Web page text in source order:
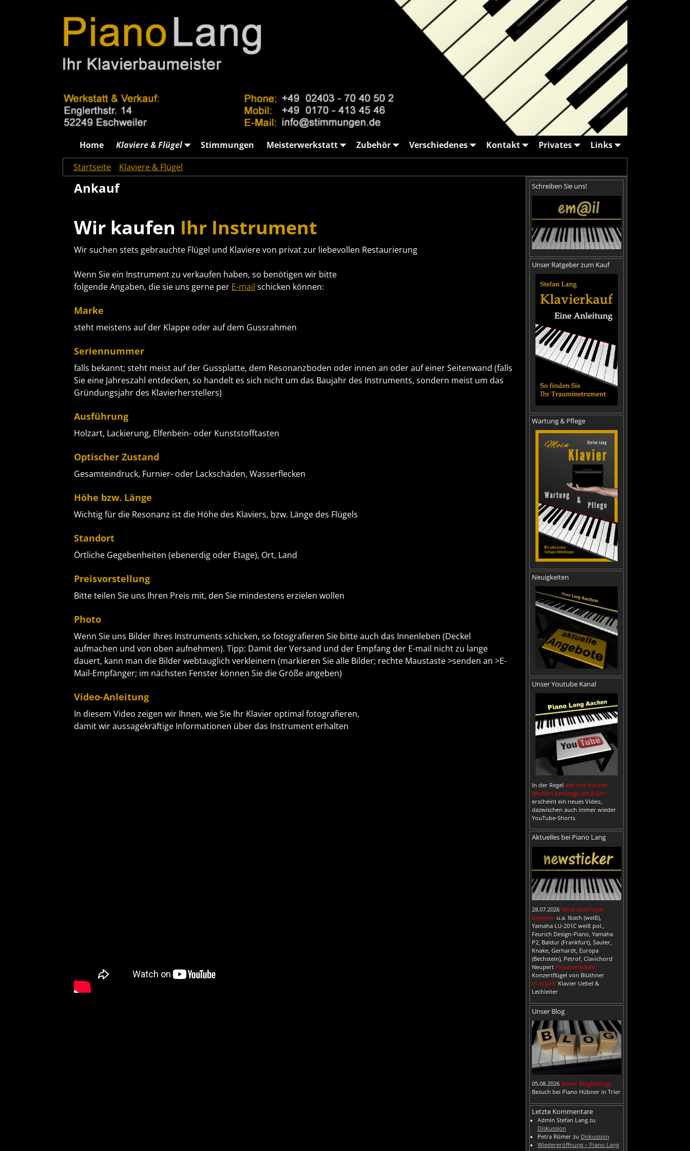
Home Klaviere & Flügel Stimmungen Meisterwerkstatt Zubehör Verschiedenes Kontakt Privates
Links
Startseite
Klaviere & Flügel
Ankauf
Wir kaufen Ihr Instrument
Wir suchen stets gebrauchte Flügel und Klaviere von privat zur liebevollen Restaurierung
Wenn Sie ein Instrument zu verkaufen haben, so benötigen wir bitte
folgende Angaben, die sie uns gerne per E-mail schicken können:
Marke
steht meistens auf der Klappe oder auf dem Gussrahmen
Seriennummer
falls bekannt; steht meist auf der Gussplatte, dem Resonanzboden oder innen an oder auf einer Seitenwand (falls
Sie eine Jahreszahl entdecken, so handelt es sich nicht um das Baujahr des Instruments, sondern meist um das
Gründungsjahr des Klavierherstellers)
Ausführung
Holzart, Lackierung, Elfenbein- oder Kunststofftasten
Optischer Zustand
Gesamteindruck, Furnier- oder Lackschäden, Wasserflecken
Höhe bzw. Länge
Wichtig für die Resonanz ist die Höhe des Klaviers, bzw. Länge des Flügels
Standort
Örtliche Gegebenheiten (ebenerdig oder Etage), Ort, Land
Preisvorstellung
Bitte teilen Sie uns Ihren Preis mit, den Sie mindestens erzielen wollen
Photo
Wenn Sie uns Bilder Ihres Instruments schicken, so fotografieren Sie bitte auch das Innenleben (Deckel
aufmachen und von oben aufnehmen). Tipp: Damit der Versand und der Empfang der E-mail nicht zu lange
dauert, kann man die Bilder webtauglich verkleinern (markieren Sie alle Bilder; rechte Maustaste >senden an >E-
Mail-Empfänger; im nächsten Fenster können Sie die Größe angeben)
Video-Anleitung
In diesem Video zeigen wir Ihnen, wie Sie Ihr Klavier optimal fotografieren,
damit wir aussagekräftige Informationen über das Instrument erhalten
Schreiben Sie uns!
Unser Ratgeber zum Kauf
Wartung & Pflege
Neuigkeiten
Unser Youtube Kanal
In der Regel alle drei bis vier
Wochen samstags um 8 Uhr
erscheint ein neues Video,
dazwischen auch immer wieder
YouTube-Shorts.
Aktuelles bei Piano Lang
28.07.2026 Neue überholte
Klaviere: u.a. Ibach (weiß),
Yamaha LU-201C weiß pol.,
Feurich Design-Piano, Yamaha
P2, Baldur (Frankfurt), Sauter,
Knake, Gerhardt, Europa
(Bechstein), Petrof, Clavichord
Neupert Privatverkäufe:
Konzertflügel von Blüthner
In Arbeit: Klavier Uebel &
Lechleiter
Unser Blog
05.08.2026 Neuer Blogbeitrag:
Besuch bei Piano Hübner in Trier
Letzte Kommentare
Admin Stefan Langzu
Diskussion
Petra Römerzu Diskussion
Wiedereröffnung – Piano Lang